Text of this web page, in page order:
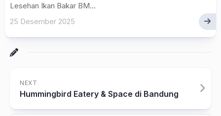
Lesehan Ikan Bakar BM...
25 Desember 2025
NEXT
Hummingbird Eatery & Space di Bandung